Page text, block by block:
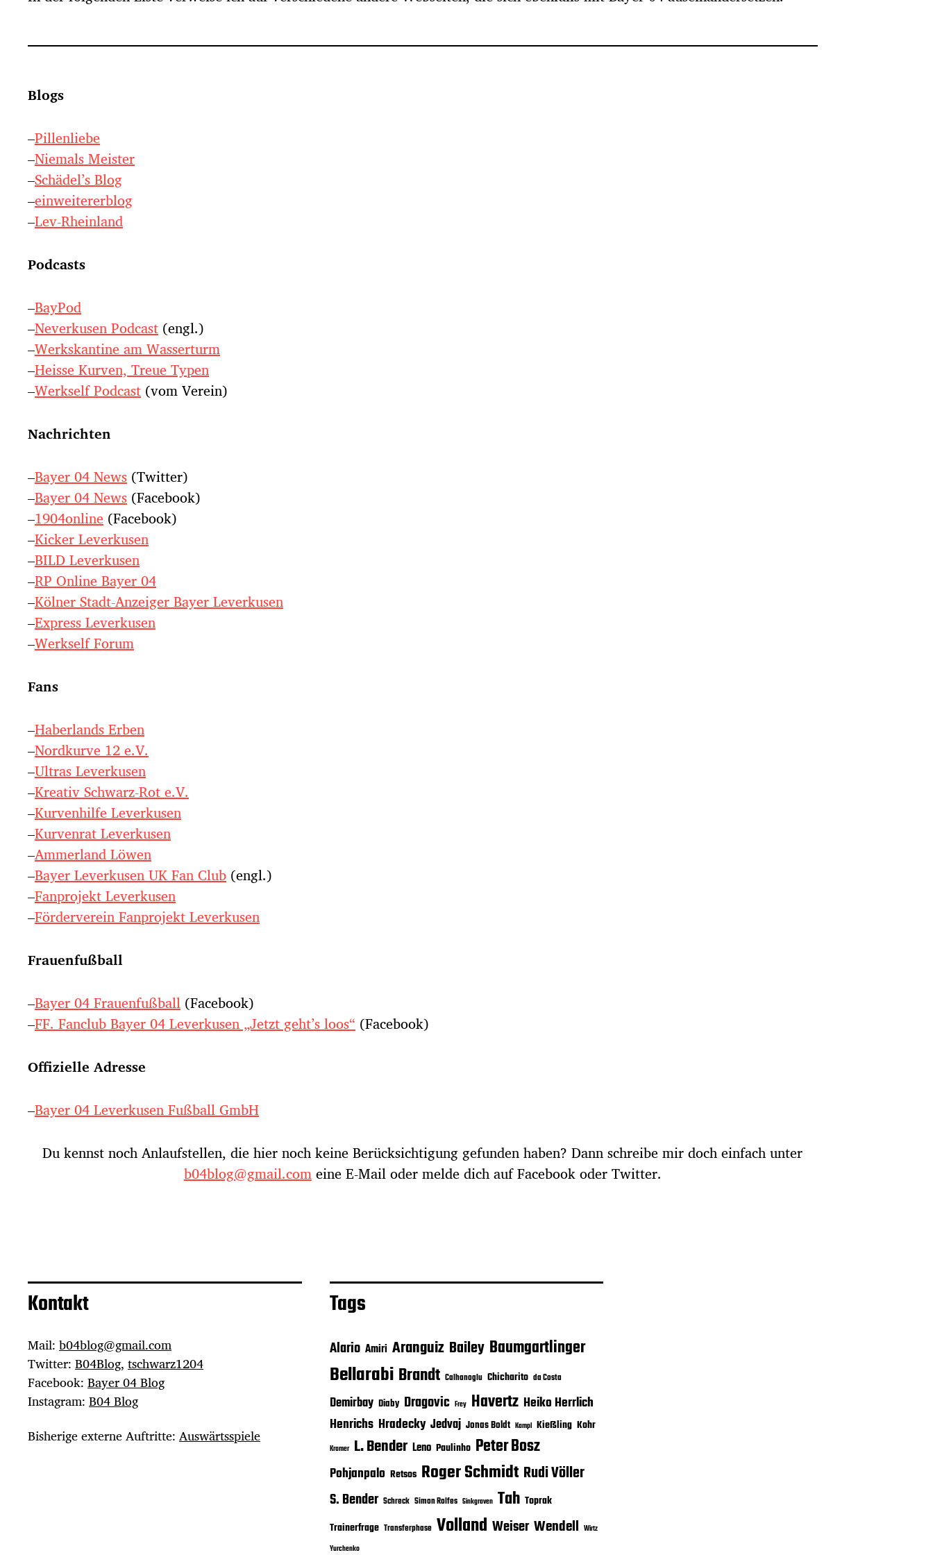
Blogs
–Pillenliebe
–Niemals Meister
–Schädel’s Blog
–einweitererblog
–Lev-Rheinland
Podcasts
–BayPod
–Neverkusen Podcast (engl.)
–Werkskantine am Wasserturm
–Heisse Kurven, Treue Typen
–Werkself Podcast (vom Verein)
Nachrichten
–Bayer 04 News (Twitter)
–Bayer 04 News (Facebook)
–1904online (Facebook)
–Kicker Leverkusen
–BILD Leverkusen
–RP Online Bayer 04
–Kölner Stadt-Anzeiger Bayer Leverkusen
–Express Leverkusen
–Werkself Forum
Fans
–Haberlands Erben
–Nordkurve 12 e.V.
–Ultras Leverkusen
–Kreativ Schwarz-Rot e.V.
–Kurvenhilfe Leverkusen
–Kurvenrat Leverkusen
–Ammerland Löwen
–Bayer Leverkusen UK Fan Club (engl.)
–Fanprojekt Leverkusen
–Förderverein Fanprojekt Leverkusen
Frauenfußball
–Bayer 04 Frauenfußball (Facebook)
–FF. Fanclub Bayer 04 Leverkusen „Jetzt geht’s loos“ (Facebook)
Offizielle Adresse
–Bayer 04 Leverkusen Fußball GmbH
Du kennst noch Anlaufstellen, die hier noch keine Berücksichtigung gefunden haben? Dann schreibe mir doch einfach unter
b04blog@gmail.comeine E-Mail oder melde dich auf Facebook oder Twitter.
Kontakt
Mail: b04blog@gmail.com
Twitter: B04Blog, tschwarz1204
Facebook: Bayer 04 Blog
Instagram: B04 Blog
Bisherige externe Auftritte: Auswärtsspiele
Tags
Alario Amiri Aranguiz Bailey Baumgartlinger
Bellarabi Brandt Calhanoglu Chicharito da Costa
Demirbay Diaby Dragovic Frey Havertz Heiko Herrlich
Henrichs Hradecky Jedvaj Jonas Boldt Kampl Kießling Kohr
Kramer L. Bender Leno Paulinho Peter Bosz
Pohjanpalo Retsos Roger Schmidt Rudi Völler
S. Bender Schreck Simon Rolfes Sinkgraven Tah Toprak
Trainerfrage Transferphase Volland Weiser Wendell Wirtz
Yurchenko